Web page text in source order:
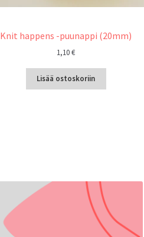
Knit happens -puunappi (20mm)
1,10€
Lisää ostoskoriin